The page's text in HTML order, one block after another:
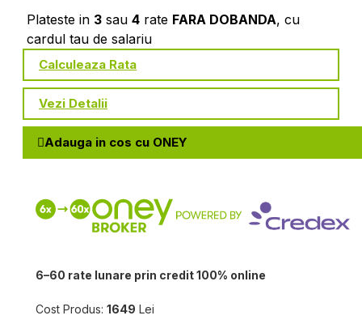
Plateste in 3 sau 4 rate FARA DOBANDA, cu
cardul tau de salariu
Calculeaza Rata
Vezi Detalii
Adauga in cos cu ONEY
6–60 rate lunare prin credit 100% online
Cost Produs: 1649 Lei